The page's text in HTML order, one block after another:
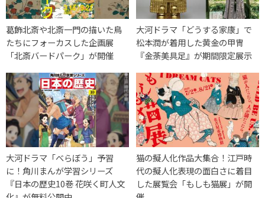
葛飾北斎や北斎一門の描いた鳥
たちにフォーカスした企画展
「北斎バードパーク」が開催
大河ドラマ「どうする家康」で
松本潤が着用した黄金の甲冑
『金荼美具足』が期間限定展示
大河ドラマ「べらぼう」予習
に！角川まんが学習シリーズ
『日本の歴史10巻 花咲く町人文
猫の擬人化作品大集合！江戸時
代の擬人化表現の面白さに着目
した展覧会「もしも猫展」が開